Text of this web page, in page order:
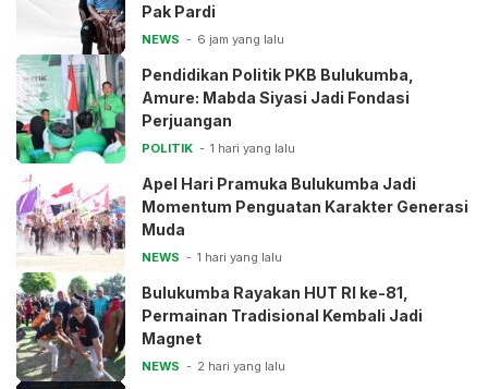
Pak Pardi
NEWS 6 jam yang lalu
Pendidikan Politik PKB Bulukumba,
Amure: Mabda Siyasi Jadi Fondasi
Perjuangan
POLITIK 1 hari yang lalu
Apel Hari Pramuka Bulukumba Jadi
Momentum Penguatan Karakter Generasi
Muda
NEWS 1 hari yang lalu
Bulukumba Rayakan HUT RI ke-81,
Permainan Tradisional Kembali Jadi
Magnet
NEWS 2 hari yang lalu